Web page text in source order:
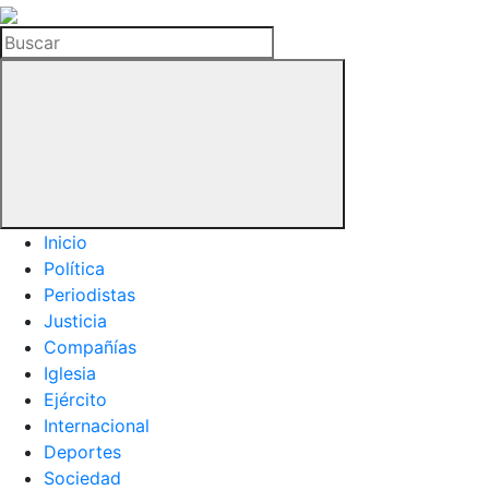
La
Hemeroteca
del
Buscar
Inicio
Política
Periodistas
Justicia
Compañías
Iglesia
Ejército
Internacional
Deportes
Sociedad